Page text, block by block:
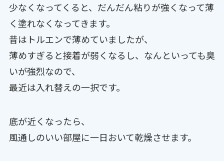
少なくなってくると、だんだん粘りが強くなって薄
く塗れなくなってきます。
昔はトルエンで薄めていましたが、
薄めすぎると接着が弱くなるし、なんといっても臭
いが強烈なので、
最近は入れ替えの一択です。
底が近くなったら、
風通しのいい部屋に一日おいて乾燥させます。